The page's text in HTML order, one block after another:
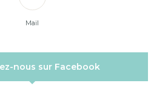
Mail
nous sur Facebook